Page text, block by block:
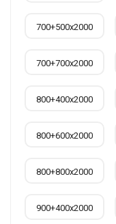
700+500х2000
700+700х2000
800+400х2000
800+600х2000
800+800х2000
900+400х2000